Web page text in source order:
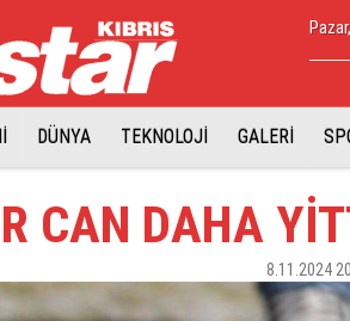
DÜNYA TEKNOLOJİ GALERİ
CAN DAHA
8.11.2024